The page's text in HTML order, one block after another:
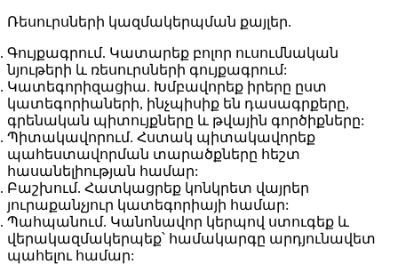
Ռեսուրսների կազմակերպման քայլեր.
Գույքագրում. Կատարեք բոլոր ուսումնական
նյութերի և ռեսուրսների գույքագրում:
Կատեգորիզացիա. Խմբավորեք իրերը ըստ
կատեգորիաների, ինչպիսիք են դասագրքերը,
գրենական պիտույքները և թվային գործիքները:
Պիտակավորում. Հստակ պիտակավորեք
պահեստավորման տարածքները հեշտ
հասանելիության համար:
Բաշխում. Հատկացրեք կոնկրետ վայրեր
յուրաքանչյուր կատեգորիայի համար:
Պահպանում. Կանոնավոր կերպով ստուգեք և
վերակազմակերպեք՝ համակարգը արդյունավետ
պահելու համար: